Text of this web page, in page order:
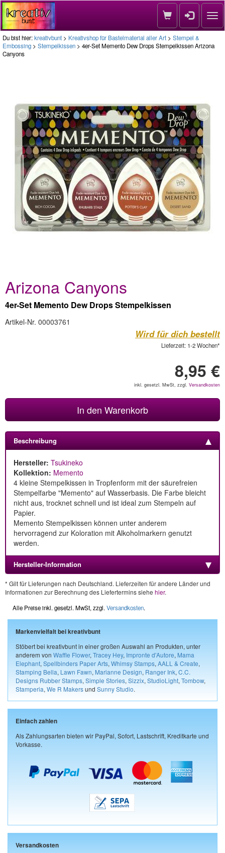
Du bist hier:kreativbunt > Kreativshop für Bastelmaterial aller Art > Stempel &
Embossing > Stempelkissen > 4er-Set Memento Dew Drops Stempelkissen Arizona
Canyons
Arizona Canyons
4er-Set Memento Dew Drops Stempelkissen
Artikel-Nr. 00003761
Wird für dich bestellt
Lieferzeit: 1-2 Wochen*
8,95 €
inkl. gesetzl. MwSt, zzgl. Versandkosten
In den Warenkorb
Beschreibung
Hersteller: Tsukineko
Kollektion: Memento
4 kleine Stempelkissen in Tropfenform mit der säurefreien
Stempelfarbe "Memento" auf Wasserbasis. Die Farbe bleicht
nicht aus, trocknet schnell und ist ideal zum Stempeln auf
Papier.
Memento Stempelkissen können unter anderem
hervorragend zur Koloration mit Alkoholmarkern genutzt
werden.
Hersteller-Information
* Gilt für Lieferungen nach Deutschland. Lieferzeiten für andere Länder und
Informationen zur Berechnung des Liefertermins siehe hier.
Alle Preise inkl. gesetzl. MwSt, zzgl. Versandkosten.
Markenvielfalt bei kreativbunt
Stöbert bei kreativbunt in einer großen Auswahl an Produkten, unter
anderem von Waffle Flower, Tracey Hey, Impronte d'Autore, Mama
Elephant, Spellbinders Paper Arts, Whimsy Stamps, AALL & Create,
Stamping Bella, Lawn Fawn, Marianne Design, Ranger Ink, C.C.
Designs Rubber Stamps, Simple Stories, Sizzix, StudioLight, Tombow,
Stamperia, We R Makersund Sunny Studio.
Einfach zahlen
Als Zahlungsarten bieten wir PayPal, Sofort, Lastschrift, Kreditkarte und
Vorkasse.
Versandkosten